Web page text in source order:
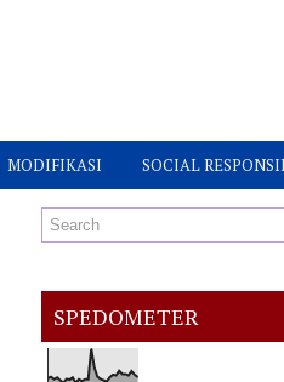
MODIFIKASI SOCIAL
SPEDOMETER